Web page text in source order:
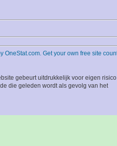
gebeurt uitdrukkelijk voor eigen risico
die geleden wordt als gevolg van het